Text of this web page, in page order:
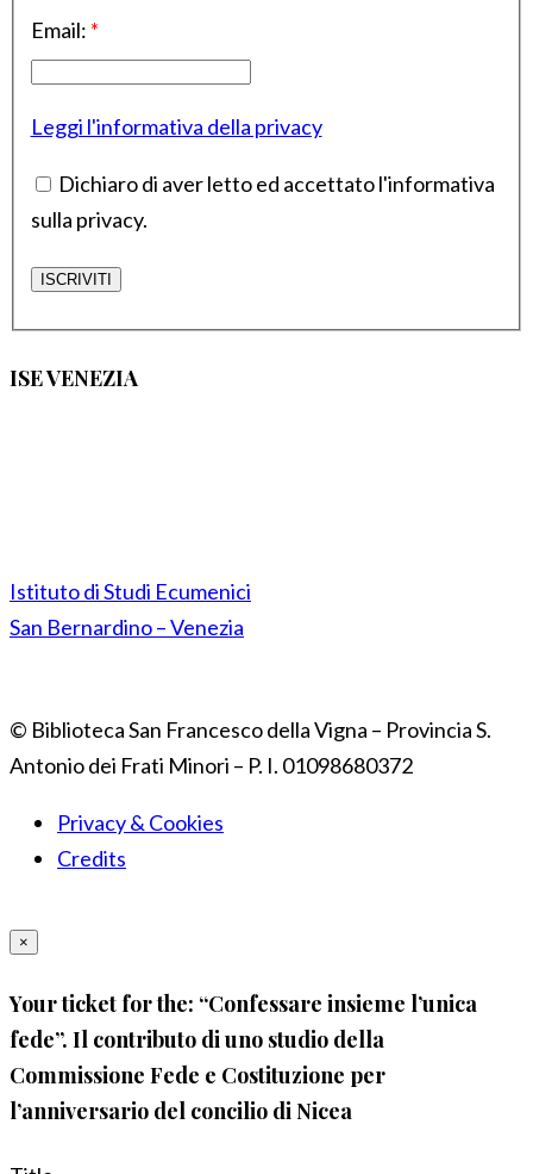
Email: *
Leggi l'informativa della privacy
Dichiaro di aver letto ed accettato l'informativa
sulla privacy.
ISE VENEZIA
Istituto di Studi Ecumenici
San Bernardino – Venezia
© Biblioteca San Francesco della Vigna – Provincia S.
Antonio dei Frati Minori – P. I. 01098680372
Privacy & Cookies
Credits
×
Your ticket for the: “Confessare insieme l’unica
fede”. Il contributo di uno studio della
Commissione Fede e Costituzione per
l’anniversario del concilio di Nicea